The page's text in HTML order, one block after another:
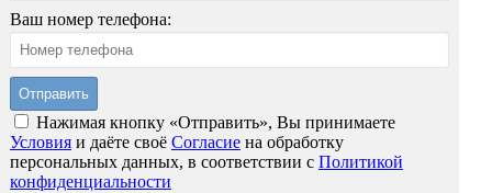
Ваш номер телефона:
Нажимая кнопку «Отправить», Вы принимаете
Условияи даёте своё Согласиена обработку
персональных данных, в соответствии с Политикой
конфиденциальности